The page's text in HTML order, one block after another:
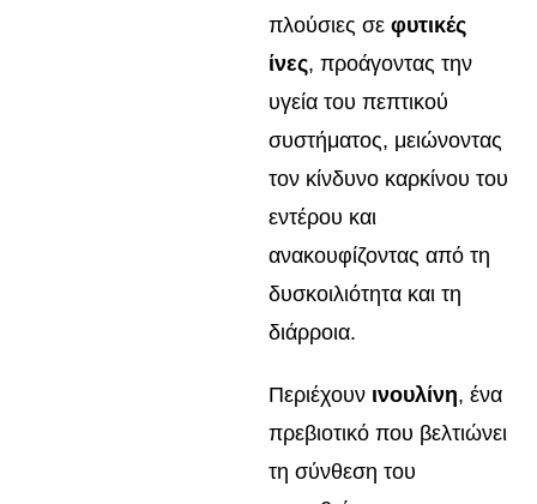
πλούσιες σε φυτικές
ίνες, προάγοντας την
υγεία του πεπτικού
συστήματος, μειώνοντας
τον κίνδυνο καρκίνου του
εντέρου και
ανακουφίζοντας από τη
δυσκοιλιότητα και τη
διάρροια.
Περιέχουν ινουλίνη, ένα
πρεβιοτικό που βελτιώνει
τη σύνθεση του